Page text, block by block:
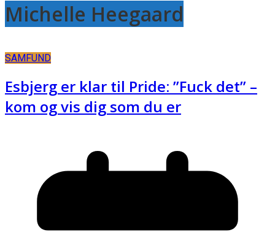
Michelle Heegaard
SAMFUND
Esbjerg er klar til Pride: ”Fuck det” –
kom og vis dig som du er